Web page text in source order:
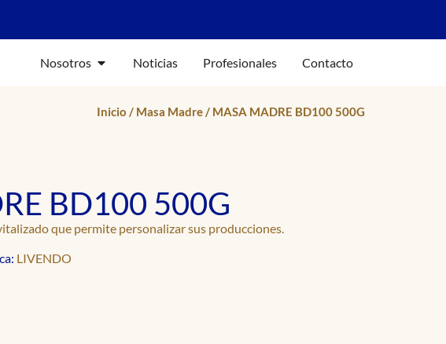
Nosotros Noticias Profesionales Contacto
Inicio / Masa Madre/ MASA MADRE BD100 500G
BD100 500G
que permite personalizar sus producciones.
LIVENDO